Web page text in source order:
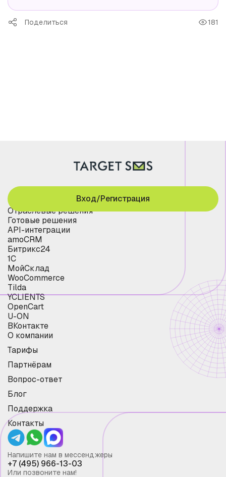
Поделиться 181
Отраслевые решения
Готовые решения
API-интеграции
amoCRM
Битрикс24
1С
МойСклад
WooCommerce
Tilda
YCLIENTS
OpenCart
U-ON
ВКонтакте
О компании
Тарифы
Партнёрам
Вопрос-ответ
Блог
Поддержка
Контакты
Вход/Регистрация
Напишите нам в мессенджеры
+7 (495) 966-13-03
Или позвоните нам!